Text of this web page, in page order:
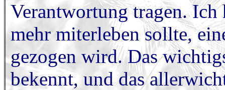
Verantwortung tragen. Ich
mehr miterleben sollte,
gezogen wird. Das
bekennt, und das